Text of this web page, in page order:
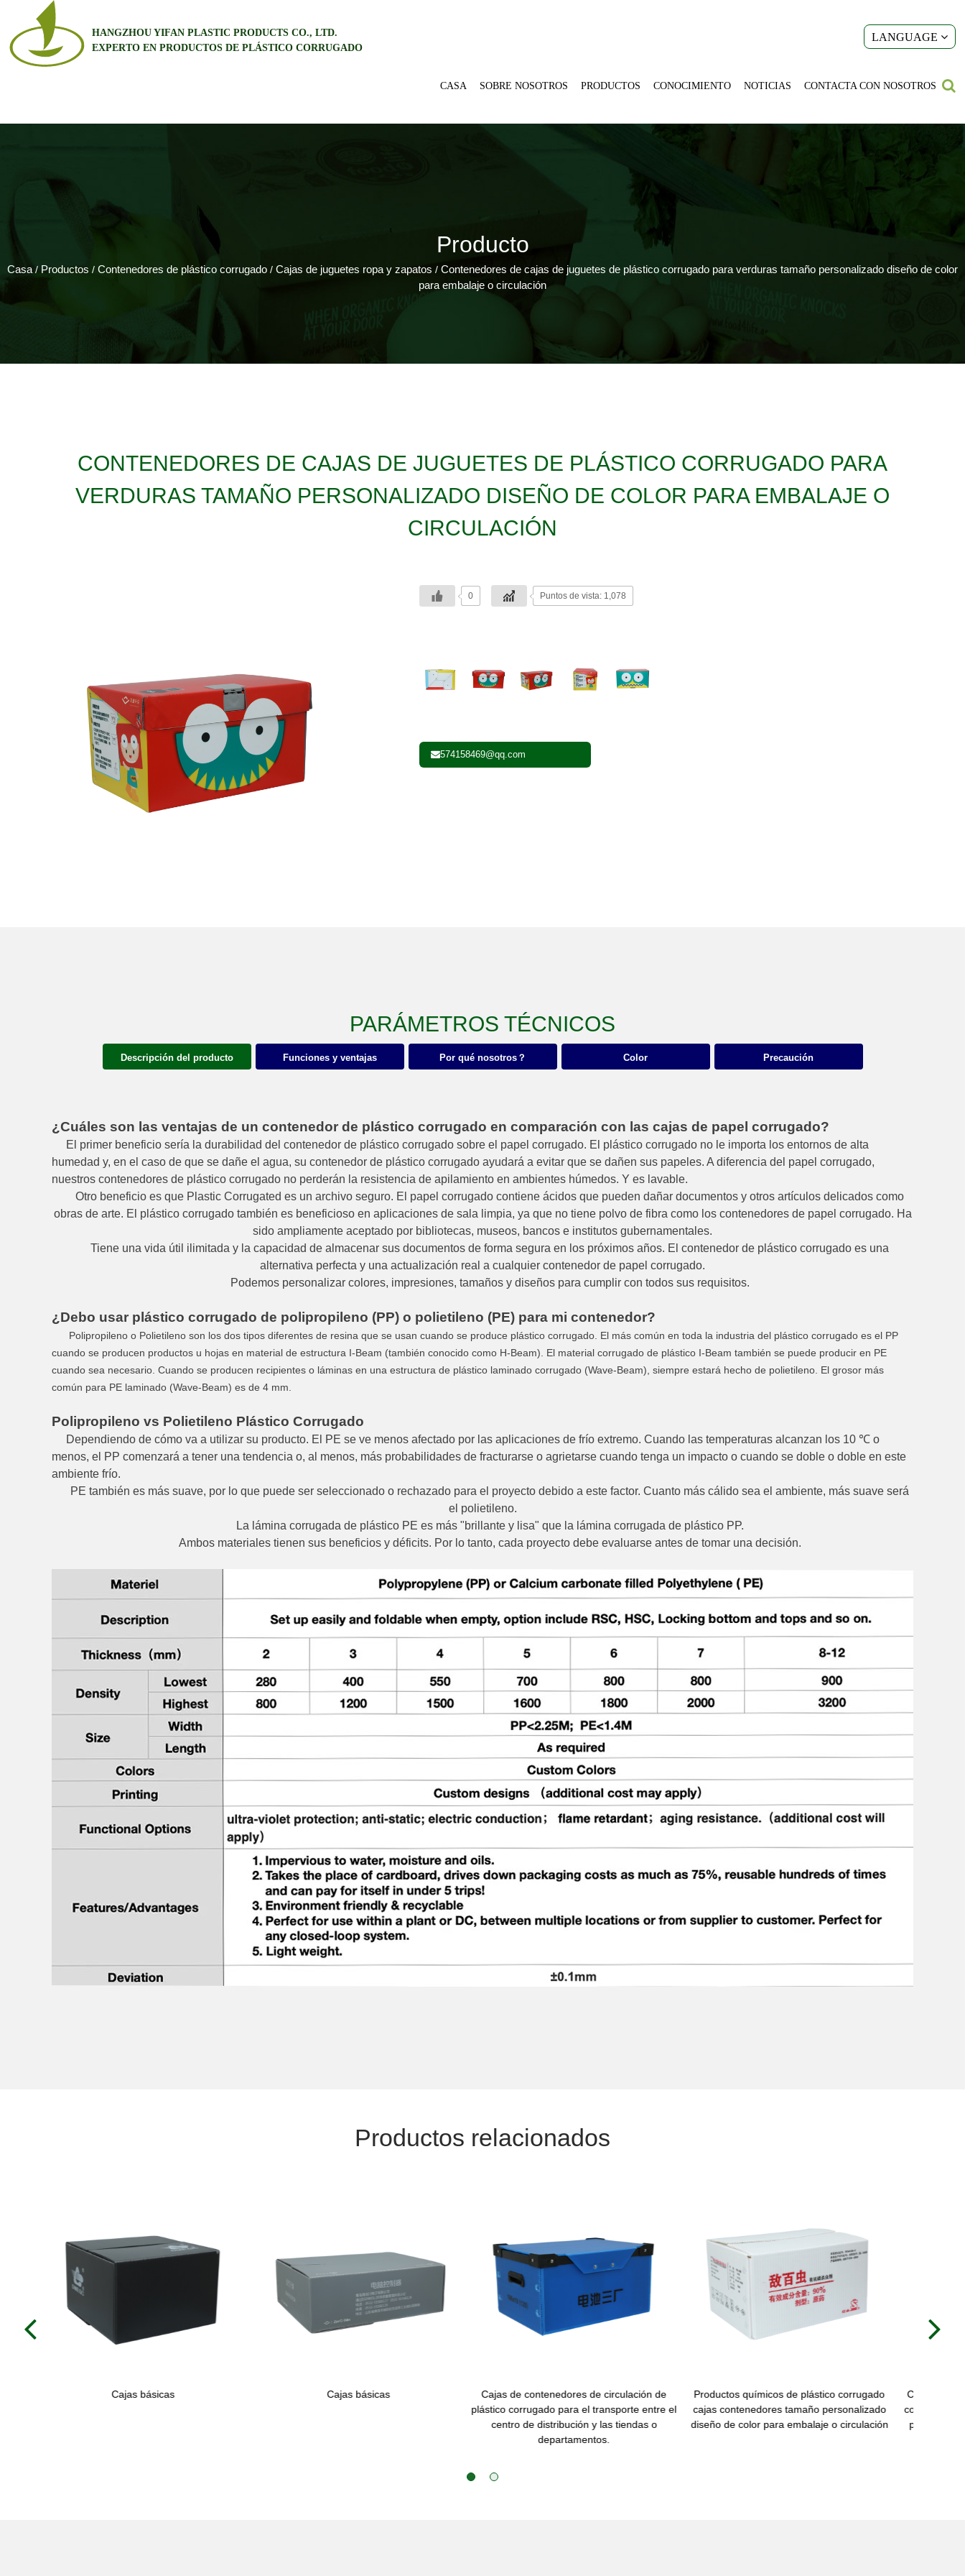
HANGZHOU YIFAN PLASTIC PRODUCTS CO., LTD.
EXPERTO EN PRODUCTOS DE PLÁSTICO CORRUGADO
LANGUAGE
CASA SOBRE NOSOTROS PRODUCTOS CONOCIMIENTO NOTICIAS CONTACTA CON NOSOTROS
Producto
Casa / Productos / Contenedores de plástico corrugado / Cajas de juguetes ropa y zapatos / Contenedores de cajas de juguetes de plástico corrugado para verduras tamaño personalizado diseño de color
para embalaje o circulación
CONTENEDORES DE CAJAS DE JUGUETES DE PLÁSTICO CORRUGADO PARA
VERDURAS TAMAÑO PERSONALIZADO DISEÑO DE COLOR PARA EMBALAJE O
CIRCULACIÓN
0 Puntos de vista: 1,078
574158469@qq.com
PARÁMETROS TÉCNICOS
Descripción del producto Funciones y ventajas Por qué nosotros？ Color Precaución
¿Cuáles son las ventajas de un contenedor de plástico corrugado en comparación con las cajas de papel corrugado?
El primer beneficio sería la durabilidad del contenedor de plástico corrugado sobre el papel corrugado. El plástico corrugado no le importa los entornos de alta
humedad y, en el caso de que se dañe el agua, su contenedor de plástico corrugado ayudará a evitar que se dañen sus papeles. A diferencia del papel corrugado,
nuestros contenedores de plástico corrugado no perderán la resistencia de apilamiento en ambientes húmedos. Y es lavable.
Otro beneficio es que Plastic Corrugated es un archivo seguro. El papel corrugado contiene ácidos que pueden dañar documentos y otros artículos delicados como
obras de arte. El plástico corrugado también es beneficioso en aplicaciones de sala limpia, ya que no tiene polvo de fibra como los contenedores de papel corrugado. Ha
sido ampliamente aceptado por bibliotecas, museos, bancos e institutos gubernamentales.
Tiene una vida útil ilimitada y la capacidad de almacenar sus documentos de forma segura en los próximos años. El contenedor de plástico corrugado es una
alternativa perfecta y una actualización real a cualquier contenedor de papel corrugado.
Podemos personalizar colores, impresiones, tamaños y diseños para cumplir con todos sus requisitos.
¿Debo usar plástico corrugado de polipropileno (PP) o polietileno (PE) para mi contenedor?
Polipropileno o Polietileno son los dos tipos diferentes de resina que se usan cuando se produce plástico corrugado. El más común en toda la industria del plástico corrugado es el PP
cuando se producen productos u hojas en material de estructura I-Beam (también conocido como H-Beam). El material corrugado de plástico I-Beam también se puede producir en PE
cuando sea necesario. Cuando se producen recipientes o láminas en una estructura de plástico laminado corrugado (Wave-Beam), siempre estará hecho de polietileno. El grosor más
común para PE laminado (Wave-Beam) es de 4 mm.
Polipropileno vs Polietileno Plástico Corrugado
Dependiendo de cómo va a utilizar su producto. El PE se ve menos afectado por las aplicaciones de frío extremo. Cuando las temperaturas alcanzan los 10 ℃ o
menos, el PP comenzará a tener una tendencia o, al menos, más probabilidades de fracturarse o agrietarse cuando tenga un impacto o cuando se doble o doble en este
ambiente frío.
PE también es más suave, por lo que puede ser seleccionado o rechazado para el proyecto debido a este factor. Cuanto más cálido sea el ambiente, más suave será
el polietileno.
La lámina corrugada de plástico PE es más "brillante y lisa" que la lámina corrugada de plástico PP.
Ambos materiales tienen sus beneficios y déficits. Por lo tanto, cada proyecto debe evaluarse antes de tomar una decisión.
Productos relacionados
Previous
Cajas de cosméticos de plástico corrugado
Cajas de entrega urgente de plástico
corrugado contenedores de diseño de color de
Titular de archivo de plástico corrugado
tamaño personalizado diseño de color
Nestable corrugated plastic U.S. postal totes
custom sizes colors stackable files storage
containers
Next